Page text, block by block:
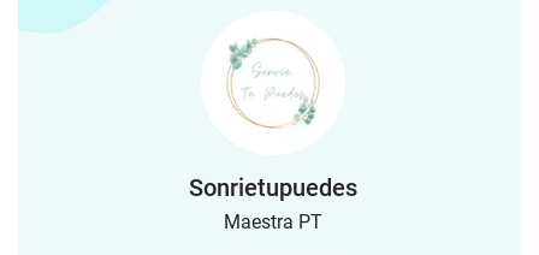
Sonrietupuedes
Maestra PT